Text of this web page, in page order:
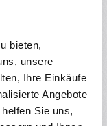
bieten,
unsere
Ihre Einkäufe
Angebote
Sie uns,
für das
mit
und attraktiven